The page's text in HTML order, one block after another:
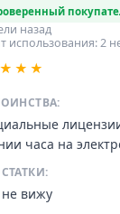
назад
использования: 2
часа на
вижу